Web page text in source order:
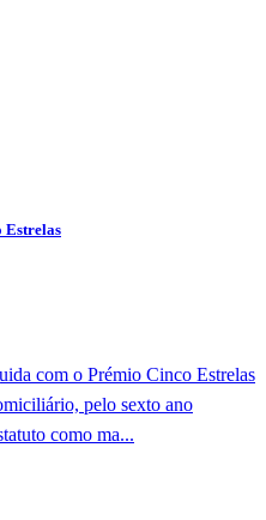
Estrelas
com o Prémio Cinco Estrelas
pelo sexto ano
como ma...